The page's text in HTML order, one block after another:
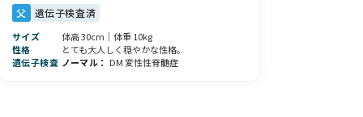
この子の状態も含めてすべてをご理解いただき、生涯にわたり
家族の一員として大切にしてくださるご家族様を募集しており
ます🍀 小さな体で一生懸命生きている、とても可愛い女の子で
す。たくさんの愛情に包まれて幸せに過ごしてほしいと心から
父 遺伝子検査済
サイズ
体高 30cm｜体重 10kg
性格
とても大人しく穏やかな性格。
遺伝子検査 ノーマル DM 変性性脊髄症